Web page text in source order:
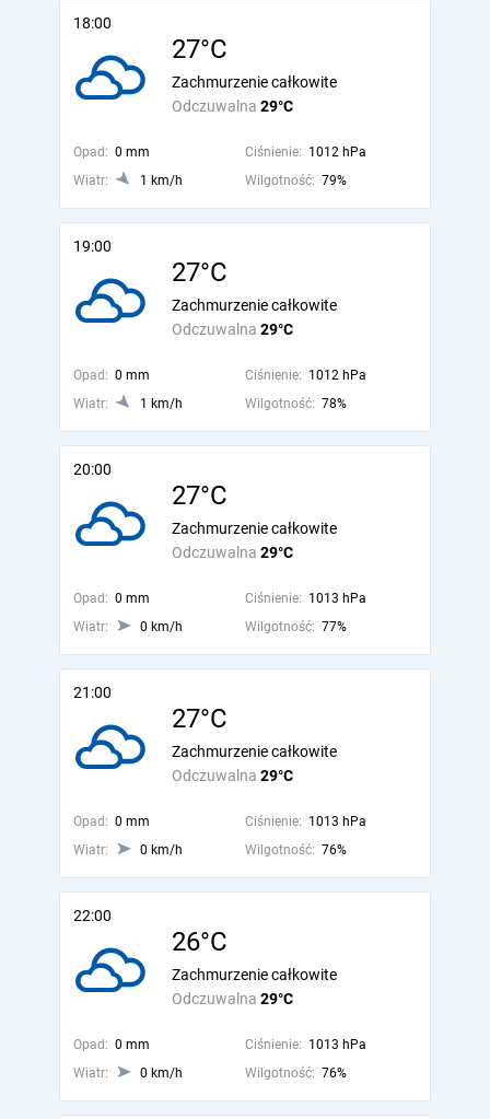
18:00
27°C
Odczuwalna 29°C
Zachmurzenie całkowite
Opad: 0 mm Ciśnienie: 1012 hPa
Wiatr:
1 km/h Wilgotność: 79%
19:00
27°C
Odczuwalna 29°C
Zachmurzenie całkowite
Opad: 0 mm Ciśnienie: 1012 hPa
Wiatr:
1 km/h Wilgotność: 78%
20:00
27°C
Odczuwalna 29°C
Zachmurzenie całkowite
Opad: 0 mm Ciśnienie: 1013 hPa
Wiatr:
0 km/h Wilgotność: 77%
21:00
27°C
Odczuwalna 29°C
Zachmurzenie całkowite
Opad: 0 mm Ciśnienie: 1013 hPa
Wiatr:
0 km/h Wilgotność: 76%
22:00
26°C
Odczuwalna 29°C
Zachmurzenie całkowite
Opad: 0 mm Ciśnienie: 1013 hPa
Wiatr:
0 km/h Wilgotność: 76%